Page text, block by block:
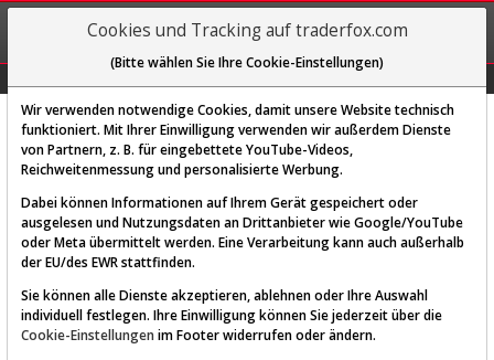
REGIS-
TRIEREN
Diese Funktion ist nur für
AKTIEN-TERMINAL
Cookies und Tracking auf traderfox.com
(Bitte wählen Sie Ihre Cookie-Einstellungen)
Wir verwenden notwendige Cookies, damit unsere Website technisch
funktioniert. Mit Ihrer Einwilligung verwenden wir außerdem Dienste
von Partnern, z. B. für eingebettete YouTube-Videos,
Reichweitenmessung und personalisierte Werbung.
Dabei können Informationen auf Ihrem Gerät gespeichert oder
ausgelesen und Nutzungsdaten an Drittanbieter wie Google/YouTube
oder Meta übermittelt werden. Eine Verarbeitung kann auch außerhalb
der EU/des EWR stattfinden.
Sie können alle Dienste akzeptieren, ablehnen oder Ihre Auswahl
individuell festlegen. Ihre Einwilligung können Sie jederzeit über die
Cookie-Einstellungen im Footer widerrufen oder ändern.